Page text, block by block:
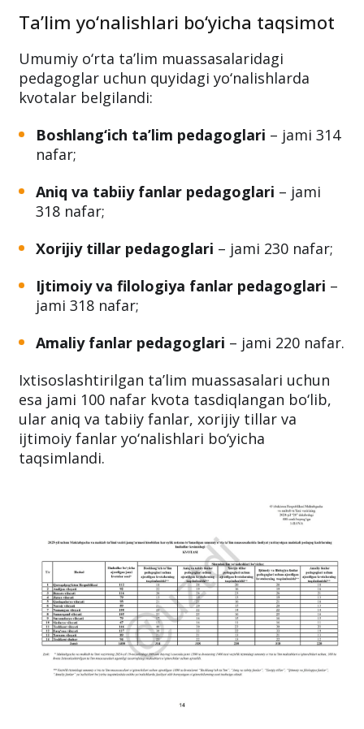
100 nafari esa ixtisoslashtirilgan ta’lim
muassasalari uchun ajratilgan.
Ta’lim yo‘nalishlari bo‘yicha taqsimot
pedagoglar uchun quyidagi yo‘nalishlarda
kvotalar belgilandi:
Boshlang‘ich ta’lim pedagoglari– jami 314
nafar;
Aniq va tabiiy fanlar pedagoglari– jami
Xorijiy tillar pedagoglari
Ijtimoiy va filologiya fanlar pedagoglari–
Amaliy fanlar pedagoglari– jami 220 nafar.
Ixtisoslashtirilgan ta’lim muassasalari uchun
esa jami 100 nafar kvota tasdiqlangan bo‘lib,